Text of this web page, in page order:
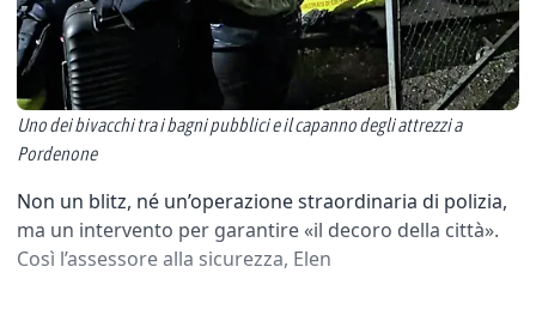
Uno dei bivacchi tra i bagni pubblici e il capanno degli attrezzi a
Pordenone
Non un blitz, né un’operazione straordinaria di polizia,
ma un intervento per garantire «il decoro della città».
Così l’assessore alla sicurezza, Elen